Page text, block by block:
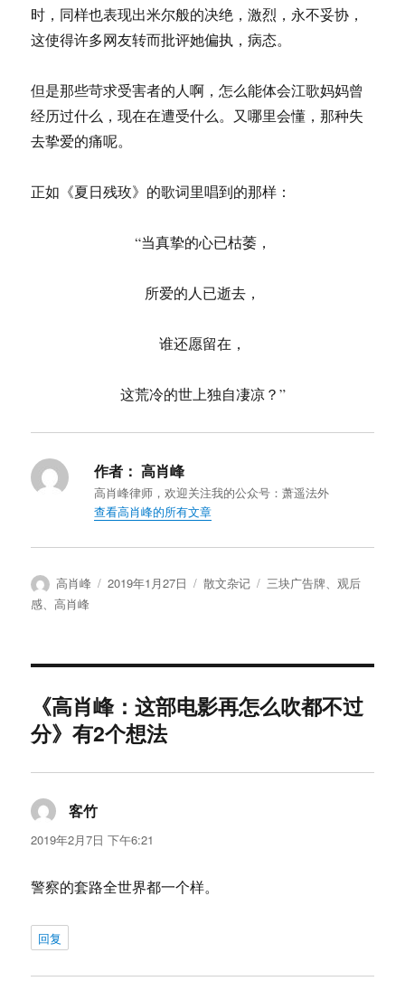
时，同样也表现出米尔般的决绝，激烈，永不妥协，
这使得许多网友转而批评她偏执，病态。
但是那些苛求受害者的人啊，怎么能体会江歌妈妈曾
经历过什么，现在在遭受什么。又哪里会懂，那种失
去挚爱的痛呢。
正如《夏日残玫》的歌词里唱到的那样：
“当真挚的心已枯萎，
所爱的人已逝去，
谁还愿留在，
这荒冷的世上独自凄凉？”
作者： 高肖峰
高肖峰律师，欢迎关注我的公众号：萧遥法外
查看高肖峰的所有文章
作
者
高肖峰
发
2019年1月27日
分
散文杂记
标
三块广告牌、观后
感 、高肖峰
《高肖峰：这部电影再怎么吹都不过
分》有2个想法
客竹
道：
2019年2月7日 下午6:21
警察的套路全世界都一个样。
回复